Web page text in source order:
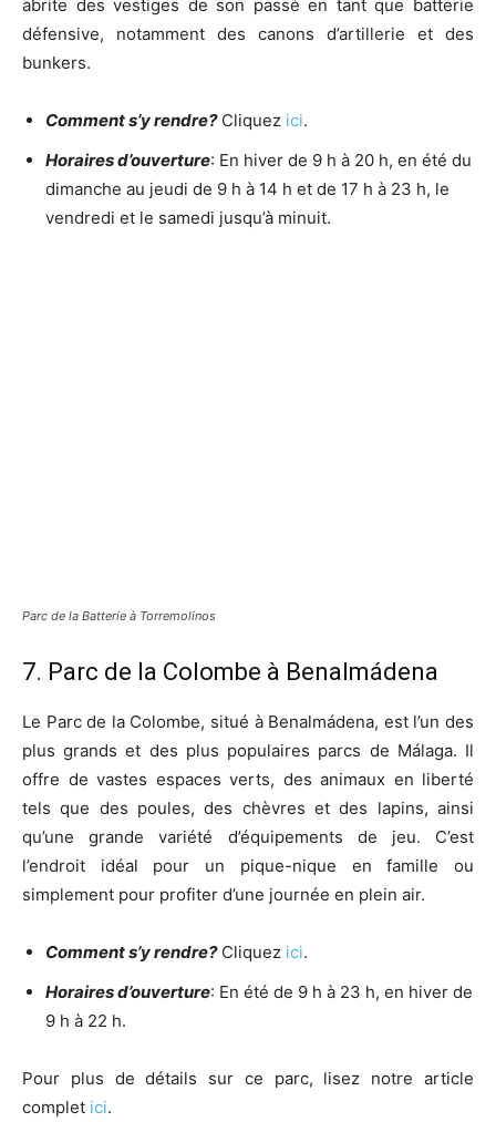
abrite des vestiges de son passé en tant que batterie
défensive, notamment des canons d’artillerie et des
bunkers.
Comment s’y rendre?Cliquez ici.
Horaires d’ouverture: En hiver de 9 h à 20 h, en été du
dimanche au jeudi de 9 h à 14 h et de 17 h à 23 h, le
vendredi et le samedi jusqu’à minuit.
Parc de la Batterie à Torremolinos
7. Parc de la Colombe à Benalmádena
Le Parc de la Colombe, situé à Benalmádena, est l’un des
plus grands et des plus populaires parcs de Málaga. Il
offre de vastes espaces verts, des animaux en liberté
tels que des poules, des chèvres et des lapins, ainsi
qu’une grande variété d’équipements de jeu. C’est
l’endroit idéal pour un pique-nique en famille ou
simplement pour profiter d’une journée en plein air.
Comment s’y rendre?Cliquez ici.
Horaires d’ouverture: En été de 9 h à 23 h, en hiver de
9 h à 22 h.
Pour plus de détails sur ce parc, lisez notre article
complet ici.